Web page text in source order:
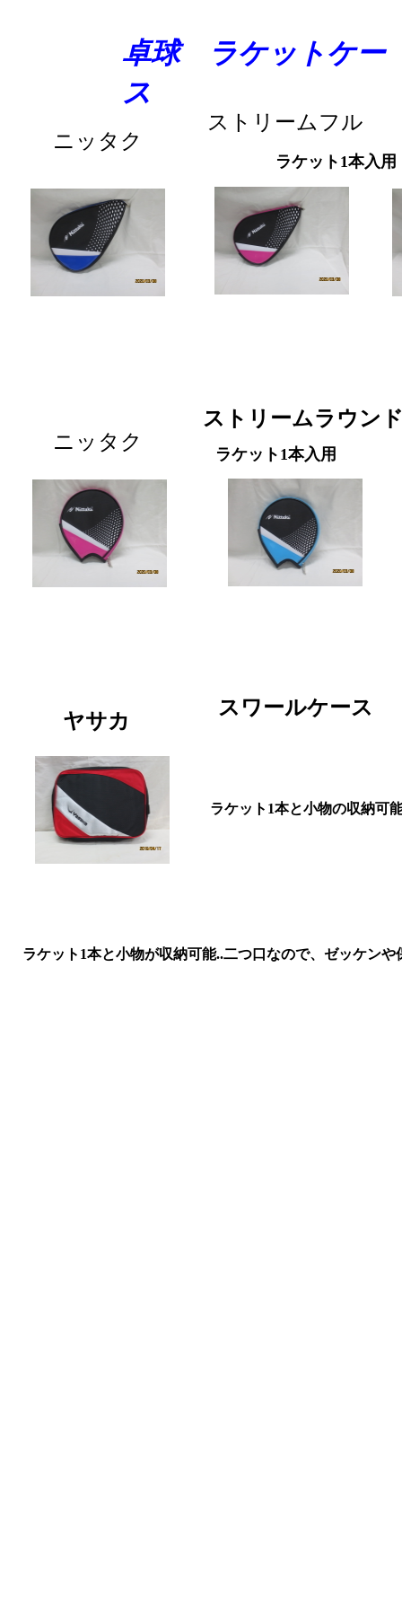
卓球 ラケットケー
ス
ストリームフル
ニッタク
ラケット1本入用
ラケット1本と小物が収納可能..二つ口なので、ゼッケン
スワールケース
ストリームラウン
ニッタク
ヤサカ
ラケット1本と小物の収納可
ラケット1本入用